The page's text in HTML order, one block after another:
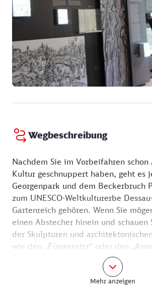
Hausgeräte gehörten bereits zur
Künstler wie Klee und Kandinsky
Farbgestaltung der Innenräume ihre
Vorstellungen einfließen.
Die Meisterhäuser waren Wohnstätte
bedeutende Namen der Moderne,
Oskar Schlemmer sowie Wassily
Hannes Meyer, Ludwig Mies van der
Albers, Hinnerk Scheper und Alfred
Wegbeschreibung
Nachdem Sie im Vorbeifahren
Kultur geschnuppert haben, geht es
Georgenpark und dem Beckerbruch
zum UNESCO-Weltkulturerbe
Gartenreich gehören. Wenn Sie
einen Abstecher hinein und schauen
der Skulpturen und
wie den „Fürstensitz“ oder den
Peisker Brücke stoßen Sie auf den
Sie an den Elbwiesen entlang rund
Wörlitz bringt. Dort lassen Sie die
Mehr anzeigen